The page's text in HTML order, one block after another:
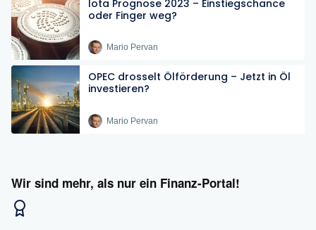
Iota Prognose 2023 – Einstiegschance
oder Finger weg?
Mario Pervan
OPEC drosselt Ölförderung – Jetzt in Öl
investieren?
Mario Pervan
Wir sind mehr, als nur ein Finanz-Portal!